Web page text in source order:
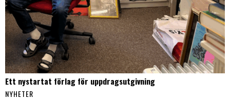
Ett nystartat förlag för uppdragsutgivning
NYHETER